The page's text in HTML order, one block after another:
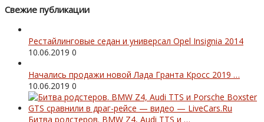
Свежие публикации
Рестайлинговые седан и универсал Opel Insignia 2014
10.06.2019 0
Начались продажи новой Лада Гранта Кросс 2019 …
10.06.2019 0
Битва родстеров. BMW Z4, Audi TTS и …